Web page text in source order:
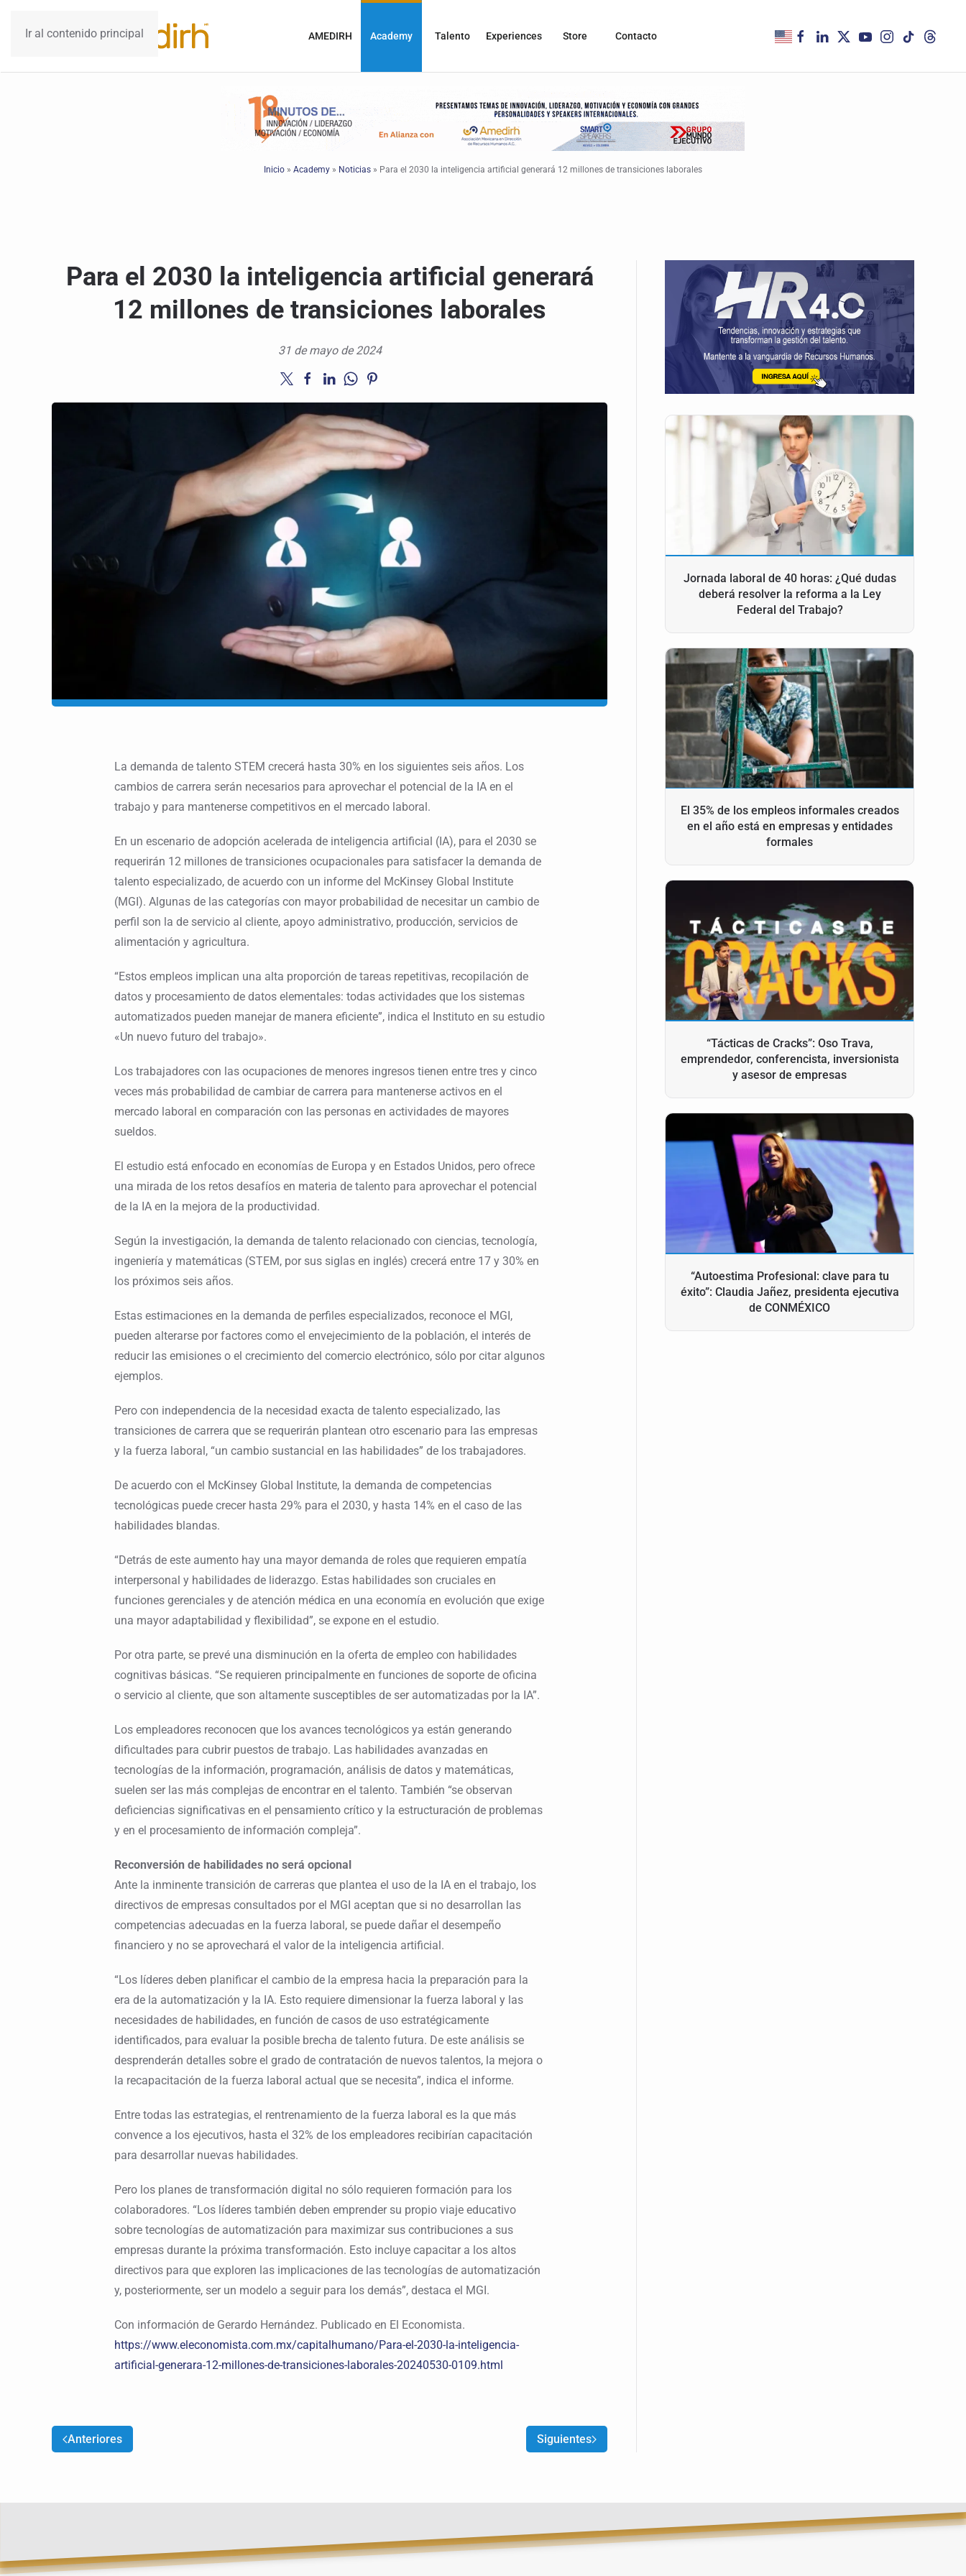
Ir al contenido principal AMEDIRH Academy Talento Experiences Store Contacto
Inicio » Academy » Noticias » Para el 2030 la inteligencia artificial generará 12 millones de transiciones laborales
Para el 2030 la inteligencia artificial generará
12 millones de transiciones laborales
31 de mayo de 2024
La demanda de talento STEM crecerá hasta 30% en los siguientes seis años. Los
cambios de carrera serán necesarios para aprovechar el potencial de la IA en el
trabajo y para mantenerse competitivos en el mercado laboral.
En un escenario de adopción acelerada de inteligencia artificial (IA), para el 2030 se
requerirán 12 millones de transiciones ocupacionales para satisfacer la demanda de
talento especializado, de acuerdo con un informe del McKinsey Global Institute
(MGI). Algunas de las categorías con mayor probabilidad de necesitar un cambio de
perfil son la de servicio al cliente, apoyo administrativo, producción, servicios de
alimentación y agricultura.
“Estos empleos implican una alta proporción de tareas repetitivas, recopilación de
datos y procesamiento de datos elementales: todas actividades que los sistemas
automatizados pueden manejar de manera eficiente”, indica el Instituto en su estudio
«Un nuevo futuro del trabajo».
Los trabajadores con las ocupaciones de menores ingresos tienen entre tres y cinco
veces más probabilidad de cambiar de carrera para mantenerse activos en el
mercado laboral en comparación con las personas en actividades de mayores
sueldos.
El estudio está enfocado en economías de Europa y en Estados Unidos, pero ofrece
una mirada de los retos desafíos en materia de talento para aprovechar el potencial
de la IA en la mejora de la productividad.
Según la investigación, la demanda de talento relacionado con ciencias, tecnología,
ingeniería y matemáticas (STEM, por sus siglas en inglés) crecerá entre 17 y 30% en
los próximos seis años.
Estas estimaciones en la demanda de perfiles especializados, reconoce el MGI,
pueden alterarse por factores como el envejecimiento de la población, el interés de
reducir las emisiones o el crecimiento del comercio electrónico, sólo por citar algunos
ejemplos.
Pero con independencia de la necesidad exacta de talento especializado, las
transiciones de carrera que se requerirán plantean otro escenario para las empresas
y la fuerza laboral, “un cambio sustancial en las habilidades” de los trabajadores.
De acuerdo con el McKinsey Global Institute, la demanda de competencias
tecnológicas puede crecer hasta 29% para el 2030, y hasta 14% en el caso de las
habilidades blandas.
“Detrás de este aumento hay una mayor demanda de roles que requieren empatía
interpersonal y habilidades de liderazgo. Estas habilidades son cruciales en
funciones gerenciales y de atención médica en una economía en evolución que exige
una mayor adaptabilidad y flexibilidad”, se expone en el estudio.
Por otra parte, se prevé una disminución en la oferta de empleo con habilidades
cognitivas básicas. “Se requieren principalmente en funciones de soporte de oficina
o servicio al cliente, que son altamente susceptibles de ser automatizadas por la IA”.
Los empleadores reconocen que los avances tecnológicos ya están generando
dificultades para cubrir puestos de trabajo. Las habilidades avanzadas en
tecnologías de la información, programación, análisis de datos y matemáticas,
suelen ser las más complejas de encontrar en el talento. También “se observan
deficiencias significativas en el pensamiento crítico y la estructuración de problemas
y en el procesamiento de información compleja”.
Reconversión de habilidades no será opcional
Ante la inminente transición de carreras que plantea el uso de la IA en el trabajo, los
directivos de empresas consultados por el MGI aceptan que si no desarrollan las
competencias adecuadas en la fuerza laboral, se puede dañar el desempeño
financiero y no se aprovechará el valor de la inteligencia artificial.
“Los líderes deben planificar el cambio de la empresa hacia la preparación para la
era de la automatización y la IA. Esto requiere dimensionar la fuerza laboral y las
necesidades de habilidades, en función de casos de uso estratégicamente
identificados, para evaluar la posible brecha de talento futura. De este análisis se
desprenderán detalles sobre el grado de contratación de nuevos talentos, la mejora o
la recapacitación de la fuerza laboral actual que se necesita”, indica el informe.
Entre todas las estrategias, el rentrenamiento de la fuerza laboral es la que más
convence a los ejecutivos, hasta el 32% de los empleadores recibirían capacitación
para desarrollar nuevas habilidades.
Pero los planes de transformación digital no sólo requieren formación para los
colaboradores. “Los líderes también deben emprender su propio viaje educativo
sobre tecnologías de automatización para maximizar sus contribuciones a sus
empresas durante la próxima transformación. Esto incluye capacitar a los altos
directivos para que exploren las implicaciones de las tecnologías de automatización
y, posteriormente, ser un modelo a seguir para los demás”, destaca el MGI.
Con información de Gerardo Hernández. Publicado en El Economista.
https://www.eleconomista.com.mx/capitalhumano/Para-el-2030-la-inteligencia-
artificial-generara-12-millones-de-transiciones-laborales-20240530-0109.html
Anteriores Siguientes
Jornada laboral de 40 horas: ¿Qué dudas
deberá resolver la reforma a la Ley
Federal del Trabajo?
El 35% de los empleos informales creados
en el año está en empresas y entidades
formales
“Tácticas de Cracks”: Oso Trava,
emprendedor, conferencista, inversionista
y asesor de empresas
“Autoestima Profesional: clave para tu
éxito”: Claudia Jañez, presidenta ejecutiva
de CONMÉXICO